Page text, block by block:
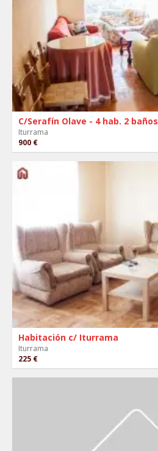
C/Serafín Olave - 4 hab. 2 baños
Iturrama
900 €
Habitación c/ Iturrama
Iturrama
225 €